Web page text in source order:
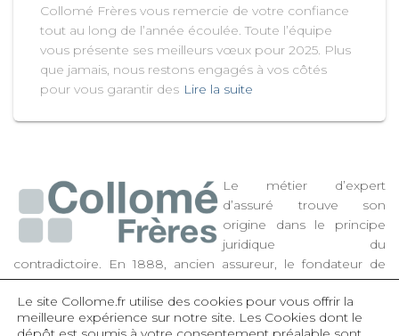
Collomé Frères vous remercie de votre confiance
tout au long de l’année écoulée. Toute l’équipe
vous présente ses meilleurs vœux pour 2025. Plus
que jamais, nous restons engagés à vos côtés
pour vous garantir des Lire la suite
Le métier d’expert
d’assuré trouve son
origine dans le principe
juridique du
contradictoire. En 1888, ancien assureur, le fondateur de
Collomé Frères a décidé d’apporter son expertise aux
assurés, de la reconnaissance du sinistre à l’évaluation et à la
négociation des préjudices subis. Très dynamique, la
Le site Collome.fr utilise des cookies pour vous offrir la
meilleure expérience sur notre site. Les Cookies dont le